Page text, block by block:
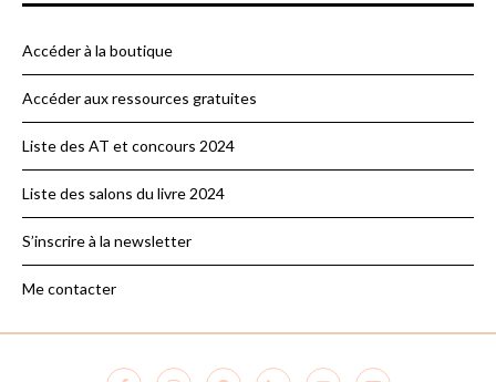
Accéder à la boutique
Accéder aux ressources gratuites
Liste des AT et concours 2024
Liste des salons du livre 2024
S’inscrire à la newsletter
Me contacter